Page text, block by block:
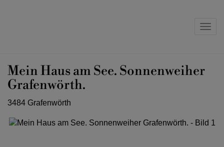
Mein Haus am See. Sonnenweiher
Grafenwörth.
3484 Grafenwörth